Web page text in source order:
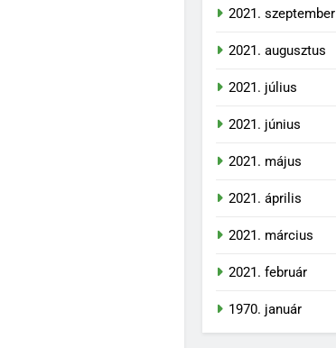
2021. szeptember
2021. augusztus
2021. július
2021. június
2021. május
2021. április
2021. március
2021. február
1970. január